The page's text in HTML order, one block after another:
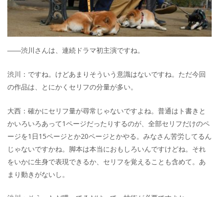
――渋川さんは、連続ドラマ初主演ですね。
渋川：ですね。けどあまりそういう意識はないですね。ただ今回
の作品は、とにかくセリフの分量が多い。
大西：確かにセリフ量が尋常じゃないですよね。普通はト書きと
かいろいろあって1ページだったりするのが、全部セリフだけのペ
ージを1日15ページとか20ページとかやる。みなさん苦労してるん
じゃないですかね。脚本は本当におもしろいんですけどね。それ
をいかに生身で表現できるか、セリフを覚えることも含めて。あ
まり動きがないし。